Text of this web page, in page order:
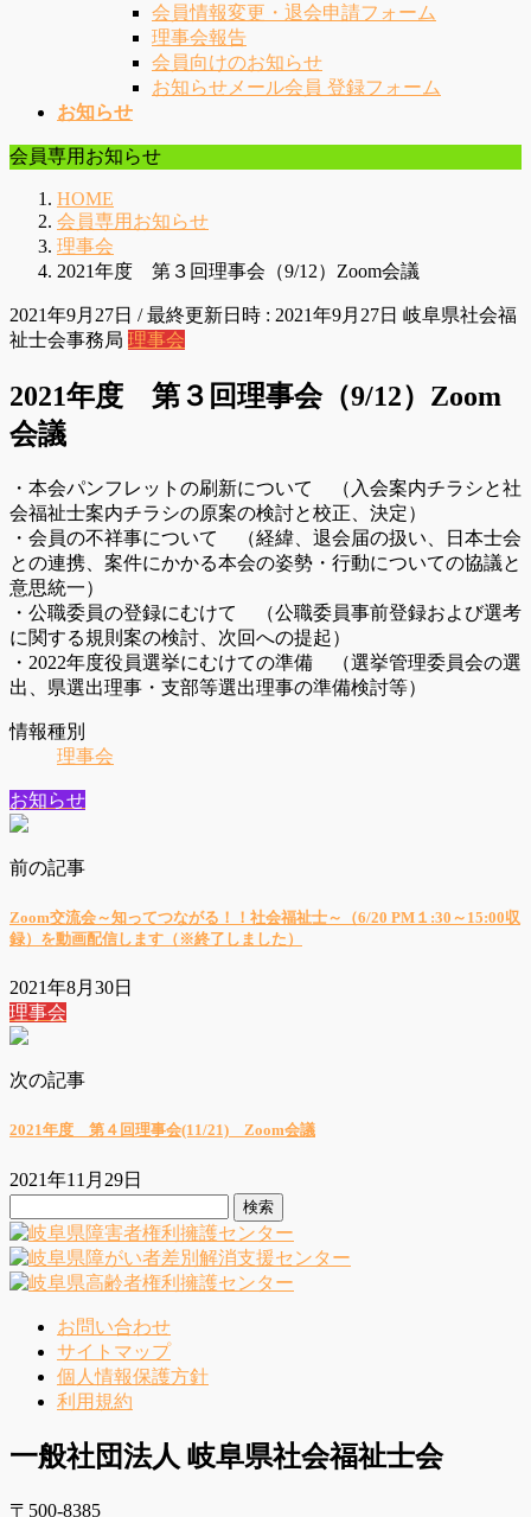
会員情報変更・退会申請フォーム
理事会報告
会員向けのお知らせ
お知らせメール会員 登録フォーム
お知らせ
会員専用お知らせ
HOME
会員専用お知らせ
理事会
2021年度 第３回理事会（9/12）Zoom会議
2021年9月27日 / 最終更新日時 : 2021年9月27日 岐阜県社会福
祉士会事務局 理事会
2021年度 第３回理事会（9/12）Zoom
会議
・本会パンフレットの刷新について （入会案内チラシと社
会福祉士案内チラシの原案の検討と校正、決定）
・会員の不祥事について （経緯、退会届の扱い、日本士会
との連携、案件にかかる本会の姿勢・行動についての協議と
意思統一）
・公職委員の登録にむけて （公職委員事前登録および選考
に関する規則案の検討、次回への提起）
・2022年度役員選挙にむけての準備 （選挙管理委員会の選
出、県選出理事・支部等選出理事の準備検討等）
情報種別
理事会
お知らせ
前の記事
Zoom交流会～知ってつながる！！社会福祉士～（6/20 PM１:30～15:00収
録）を動画配信します（※終了しました）
2021年8月30日
理事会
次の記事
2021年度 第４回理事会(11/21) Zoom会議
2021年11月29日
索:
お問い合わせ
サイトマップ
個人情報保護方針
利用規約
一般社団法人 岐阜県社会福祉士会
〒500-8385